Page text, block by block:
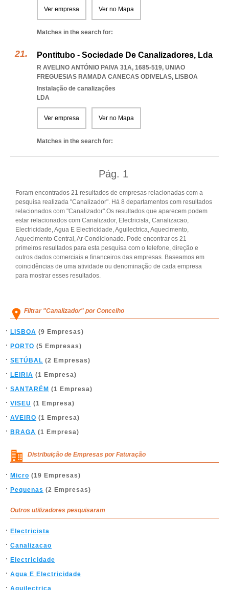
Ver empresa Ver no Mapa
Matches in the search for:
Pontitubo - Sociedade De Canalizadores, Lda
R AVELINO ANTÓNIO PAIVA 31A, 1685-519, UNIAO
FREGUESIAS RAMADA CANECAS ODIVELAS, LISBOA
Instalação de canalizações
LDA
Ver empresa Ver no Mapa
Matches in the search for:
Pág. 1
Foram encontrados 21 resultados de empresas relacionadas com a
pesquisa realizada "Canalizador". Há 8 departamentos com resultados
relacionados com "Canalizador".Os resultados que aparecem podem
estar relacionados com Canalizador, Electricista, Canalizacao,
Electricidade, Agua E Electricidade, Aguilectrica, Aquecimento,
Aquecimento Central, Ar Condicionado. Pode encontrar os 21
primeiros resultados para esta pesquisa com o telefone, direção e
outros dados comerciais e financeiros das empresas. Baseamos em
coincidências de uma atividade ou denominação de cada empresa
para mostrar esses resultados.
Filtrar "Canalizador" por Concelho
LISBOA (9 Empresas)
PORTO (5 Empresas)
SETÚBAL (2 Empresas)
LEIRIA (1 Empresa)
SANTARÉM (1 Empresa)
VISEU (1 Empresa)
AVEIRO (1 Empresa)
BRAGA (1 Empresa)
Distribuição de Empresas por Faturação
Micro (19 Empresas)
Pequenas (2 Empresas)
Outros utilizadores pesquisaram
Electricista
Canalizacao
Electricidade
Agua E Electricidade
Aguilectrica